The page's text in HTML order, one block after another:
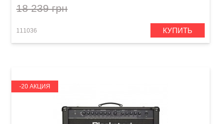
18 239 грн
111036 КУПИТЬ
-20 АКЦИЯ